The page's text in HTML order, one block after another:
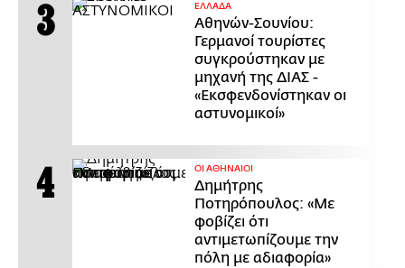
ΕΛΛΑΔΑ
Αθηνών-Σουνίου:
Γερμανοί τουρίστες
συγκρούστηκαν με
μηχανή της ΔΙΑΣ -
«Εκσφενδονίστηκαν οι
αστυνομικοί»
ΟΙ ΑΘΗΝΑΙΟΙ
Δημήτρης
Ποτηρόπουλος: «Με
φοβίζει ότι
αντιμετωπίζουμε την
πόλη με αδιαφορία»